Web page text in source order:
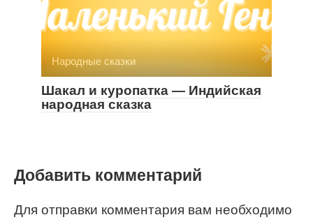
Народные сказки
Шакал и куропатка — Индийская
народная сказка
Добавить комментарий
Для отправки комментария вам необходимо